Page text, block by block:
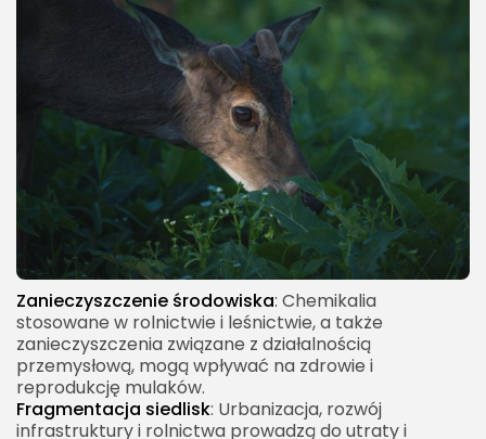
Zanieczyszczenie środowiska: Chemikalia
stosowane w rolnictwie i leśnictwie, a także
zanieczyszczenia związane z działalnością
przemysłową, mogą wpływać na zdrowie i
reprodukcję mulaków.
Fragmentacja siedlisk: Urbanizacja, rozwój
infrastruktury i rolnictwa prowadzą do utraty i